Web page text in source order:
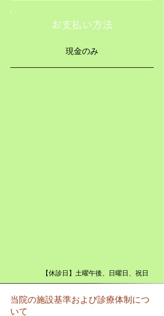
お支払い方法
現金のみ
【休診日】土曜午後、日曜日、祝日
当院の施設基準および診療体制につ
いて